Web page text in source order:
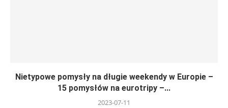
Nietypowe pomysły na długie weekendy w Europie –
15 pomysłów na eurotripy –...
2023-07-11